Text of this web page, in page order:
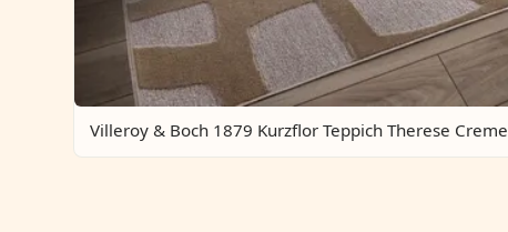
Villeroy & Boch 1879 Kurzflor Teppich Therese Creme